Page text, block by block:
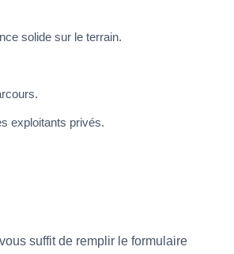
solide sur le terrain.
exploitants privés.
suffit de remplir le formulaire